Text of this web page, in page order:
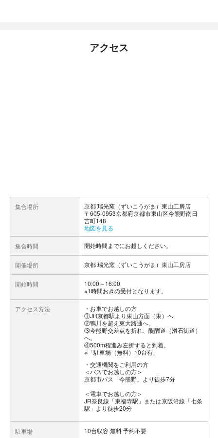
アクセス
集合場所
京都 瑞光窯（ずいこうがま）東山工房店
〒605-0953京都府京都市東山区今熊野南日
吉町148
地図を見る
集合時間 開始時間までにお越しください。
開催場所 京都 瑞光窯（ずいこうがま）東山工房店
開始時間
10:00～16:00
※1時間おきの受付となります。
アクセス方法
お車でお越しの方
①JR京都駅より東山方面（東）へ。
②鴨川を超え東大路通へ。
③今熊野交差点を折れ、醍醐道（滑石街道）
へ。
④500m程進み左折すると到着。
※「駐車場（無料）10台有」
交通機関をご利用の方
＜バスでお越しの方＞
京都市バス「今熊野」より徒歩7分
＜電車でお越しの方＞
JR奈良線「東福寺駅」または京阪沿線「七条
駅」より徒歩20分
駐車場 10台収容 無料 予約不要